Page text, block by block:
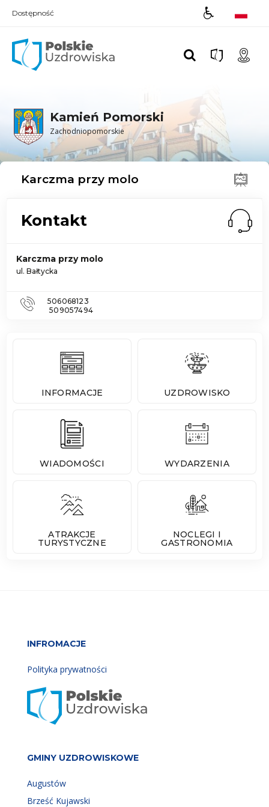
Dostępność
Kamień Pomorski
Zachodniopomorskie
Karczma przy molo
Kontakt
Karczma przy molo
ul. Bałtycka
506068123
509057494
INFORMACJE UZDROWISKO
WIADOMOŚCI WYDARZENIA
ATRAKCJE
TURYSTYCZNE
NOCLEGI I
GASTRONOMIA
INFROMACJE
Polityka prywatności
GMINY UZDROWISKOWE
Augustów
Brześć Kujawski